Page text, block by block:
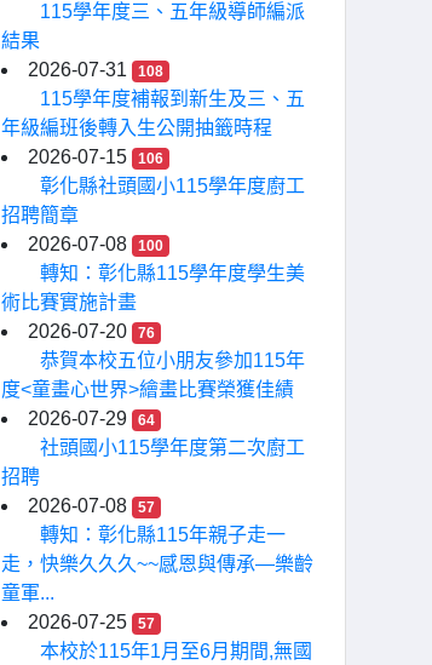
115學年度三、五年級導師編派
結果
2026-07-31
108
115學年度補報到新生及三、五
年級編班後轉入生公開抽籤時程
2026-07-15
106
彰化縣社頭國小115學年度廚工
招聘簡章
2026-07-08
100
轉知：彰化縣115學年度學生美
術比賽實施計畫
2026-07-20
76
恭賀本校五位小朋友參加115年
度<童畫心世界>繪畫比賽榮獲佳績
2026-07-29
64
社頭國小115學年度第二次廚工
招聘
2026-07-08
57
轉知：彰化縣115年親子走一
走，快樂久久久~~感恩與傳承—樂齡
童軍...
2026-07-25
57
本校於115年1月至6月期間,無國